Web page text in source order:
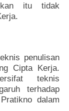
itu tidak
penulisan
Cipta Kerja.
teknis
terhadap
dalam